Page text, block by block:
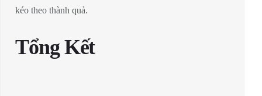
kéo theo thành quả.
Tổng Kết